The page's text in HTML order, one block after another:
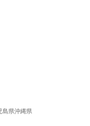
島県沖縄県